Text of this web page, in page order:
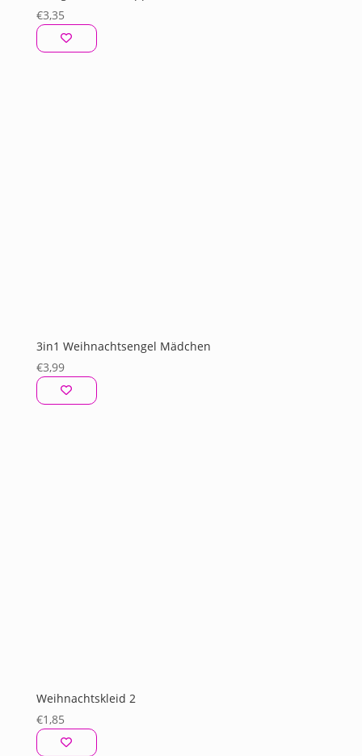
€3,35
3in1 Weihnachtsengel Mädchen
€3,99
Weihnachtskleid 2
€1,85